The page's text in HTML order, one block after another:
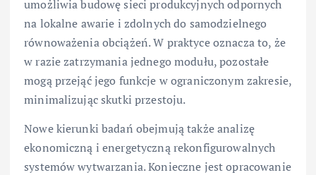
umożliwia budowę sieci produkcyjnych odpornych
na lokalne awarie i zdolnych do samodzielnego
równoważenia obciążeń. W praktyce oznacza to, że
w razie zatrzymania jednego modułu, pozostałe
mogą przejąć jego funkcje w ograniczonym zakresie,
minimalizując skutki przestoju.
Nowe kierunki badań obejmują także analizę
ekonomiczną i energetyczną rekonfigurowalnych
systemów wytwarzania. Konieczne jest opracowanie